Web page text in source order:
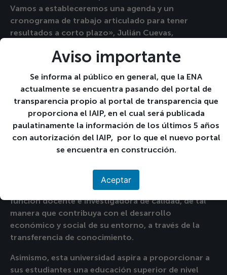
Aviso importante
Se informa al público en general, que la ENA
actualmente se encuentra pasando del portal de
transparencia propio al portal de transparencia que
proporciona el IAIP, en el cual será publicada
paulatinamente la información de los últimos 5 años
con autorización del IAIP, por lo que el nuevo portal
se encuentra en construcción.
Aceptar
Vamos a estableceremos una agenda y un
cronograma de trabajo articulado para tener
resultados a corto plazo», Julián Cuevas,
Este acercamiento es fruto del trabajo articulado de
las instituciones del Ministerio de Agricultura y
Ganadería que nos permite, junto con el CENTA,
avanzar en la creación del primer Centro de
Educación e Innovación Agropecuaria (CEIA), para
convertirnos en un referente regional en
investigación y formación académica agropecuaria.
La UAL es una institución pública de educación
superior que fue creada y diseñada para ejercer una
función docente e investigadora de calidad, de tal
manera que contribuya con el desarrollo
económico y social de su entorno, a través de la
transferencia de conocimiento.
Asimismo, esta universidad aspira a proporcionar a
sus estudiantes una educación superior de nivel